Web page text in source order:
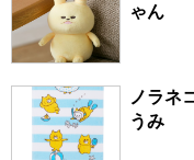
ゃん
ノラネ
うみ